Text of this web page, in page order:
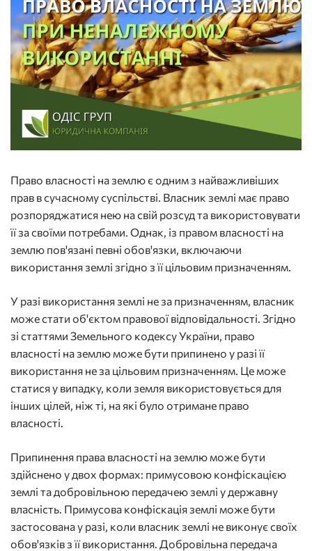
Право власності на землю є одним з найважливіших
прав в сучасному суспільстві. Власник землі має право
розпоряджатися нею на свій розсуд та використовувати
її за своїми потребами. Однак, із правом власності на
землю пов'язані певні обов'язки, включаючи
використання землі згідно з її цільовим призначенням.
У разі використання землі не за призначенням, власник
може стати об'єктом правової відповідальності. Згідно
зі статтями Земельного кодексу України, право
власності на землю може бути припинено у разі її
використання не за цільовим призначенням. Це може
статися у випадку, коли земля використовується для
інших цілей, ніж ті, на які було отримане право
власності.
Припинення права власності на землю може бути
здійснено у двох формах: примусовою конфіскацією
землі та добровільною передачею землі у державну
власність. Примусова конфіскація землі може бути
застосована у разі, коли власник землі не виконує своїх
обов'язків з її використання. Добровільна передача